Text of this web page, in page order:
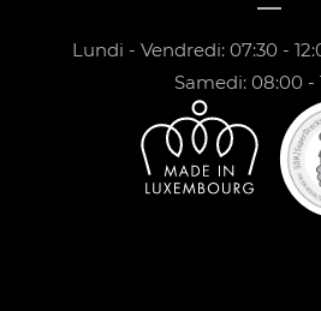
Lundi - Vendredi: 07:30 -
Samedi: 08:00 -